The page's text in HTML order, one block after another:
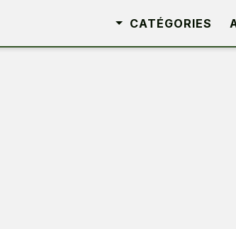
CATÉGORIES